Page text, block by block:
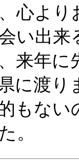
心よ
い出
来年に
に渡り
もな
。